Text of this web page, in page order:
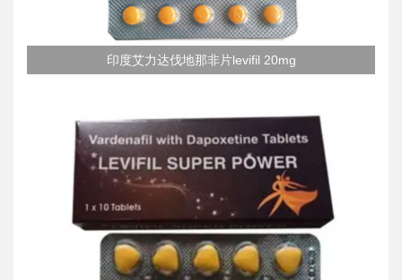
​印度艾力达伐地那非片levifil 20mg